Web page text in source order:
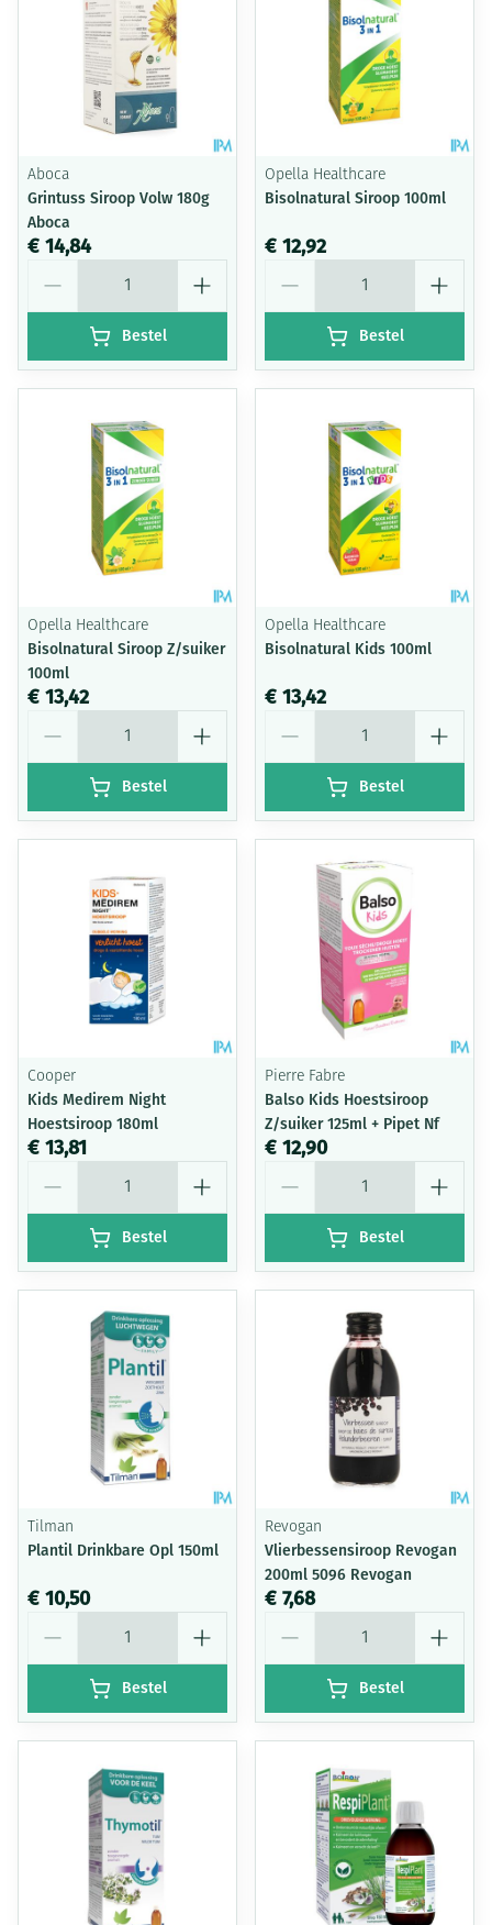
Aboca
Grintuss Siroop Volw 180g
Aboca
€ 14,84
Bestel
Opella Healthcare
Bisolnatural Siroop 100ml
€ 12,92
Bestel
Opella Healthcare
Bisolnatural Siroop Z/suiker
100ml
€ 13,42
Bestel
Opella Healthcare
Bisolnatural Kids 100ml
€ 13,42
Bestel
Cooper
Kids Medirem Night
Hoestsiroop 180ml
€ 13,81
Bestel
Pierre Fabre
Balso Kids Hoestsiroop
Z/suiker 125ml + Pipet Nf
€ 12,90
Bestel
Tilman
Plantil Drinkbare Opl 150ml
€ 10,50
Bestel
Revogan
Vlierbessensiroop Revogan
200ml 5096 Revogan
€ 7,68
Bestel